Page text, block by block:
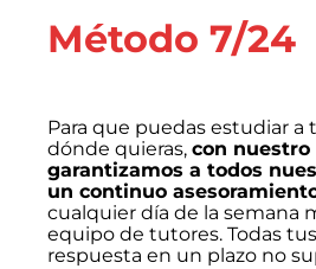
Método 7/24
Para que puedas estudiar
dónde quieras, con nuestro
garantizamos a todos
un continuo
cualquier día de la semana
equipo de tutores. Todas
respuesta en un plazo no